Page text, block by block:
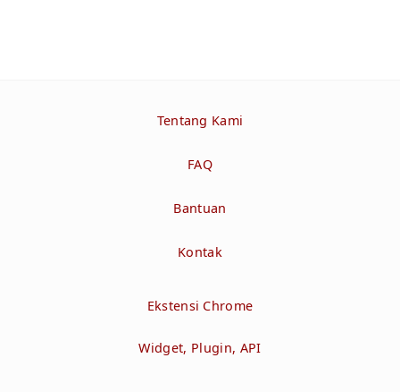
Tentang Kami
FAQ
Bantuan
Kontak
Ekstensi Chrome
Widget, Plugin, API